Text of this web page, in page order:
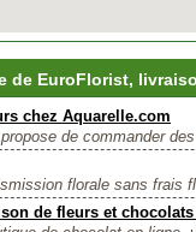
de EuroFlorist,
chez Aquarelle.com
de commander
florale sans frais
de fleurs et